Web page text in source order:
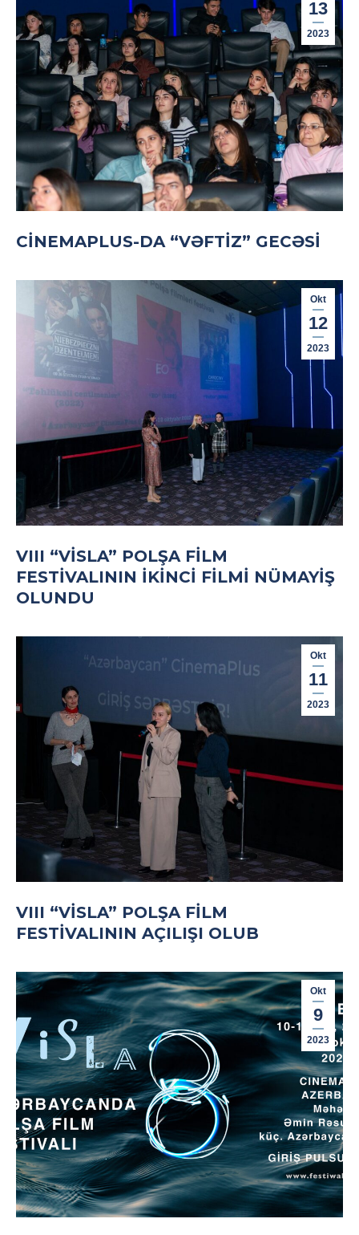
13
2023
CINEMAPLUS-DA “VƏFTIZ” GECƏSI
Okt
12
2023
VIII “VISLA” POLŞA FILM
FESTIVALININ IKINCI FILMI NÜMAYIŞ
OLUNDU
Okt
11
2023
VIII “VISLA” POLŞA FILM
FESTIVALININ AÇILIŞI OLUB
Okt
9
2023